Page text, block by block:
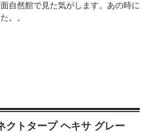
自然館で見た気がします。あの時に
。。
クトタープ ヘキサ グレー